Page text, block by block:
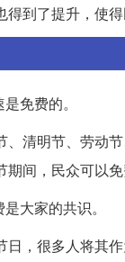
到了提升，使得
免费的。
、清明节、劳动
间，民众可以免
大家的共识。
日，很多人将其